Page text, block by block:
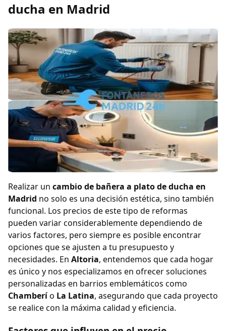
ducha en Madrid
Realizar un cambio de bañera a plato de ducha en
Madrid no solo es una decisión estética, sino también
funcional. Los precios de este tipo de reformas
pueden variar considerablemente dependiendo de
varios factores, pero siempre es posible encontrar
opciones que se ajusten a tu presupuesto y
necesidades. En Altoria, entendemos que cada hogar
es único y nos especializamos en ofrecer soluciones
personalizadas en barrios emblemáticos como
Chamberío La Latina, asegurando que cada proyecto
se realice con la máxima calidad y eficiencia.